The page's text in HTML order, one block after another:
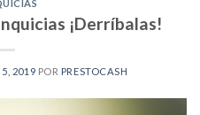
¡Derríbalas!
5, 2019 POR PRESTOCASH